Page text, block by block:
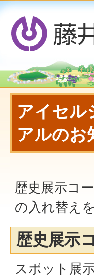
アイセル
アルのお
歴史展示コ
の入れ替え
歴史展示
スポット展